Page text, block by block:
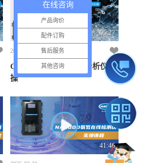
05:27
2026-04-29
CL17sc 余氯总氯在线分析仪实
操
41:46
在线咨询
产品询价
配件订购
售后服务
其他咨询